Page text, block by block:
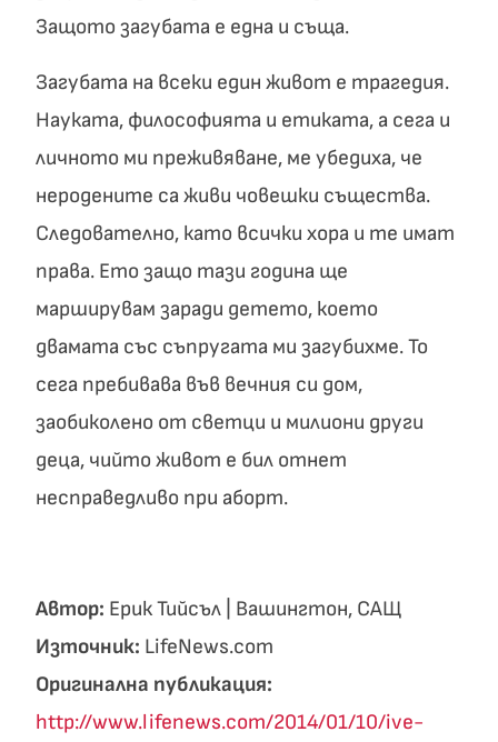
Защото загубата е една и съща.
Загубата на всеки един живот е трагедия.
Науката, философията и етиката, а сега и
личното ми преживяване, ме убедиха, че
неродените са живи човешки същества.
Следователно, като всички хора и те имат
права. Ето защо тази година ще
марширувам заради детето, което
двамата със съпругата ми загубихме. То
сега пребивава във вечния си дом,
заобиколено от светци и милиони други
деца, чийто живот е бил отнет
несправедливо при аборт.
Автор: Ерик Тийсъл | Вашингтон, САЩ
Източник: LifeNews.com
Оригинална публикация:
http://www.lifenews.com/2014/01/10/ive-